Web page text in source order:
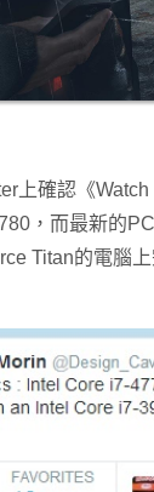
上確認《
，而最新的
Titan的電腦